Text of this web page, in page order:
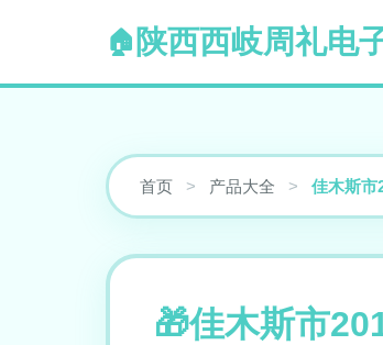
陕西西岐周礼电
首页 > 产品大全 > 佳木斯市
佳木斯市